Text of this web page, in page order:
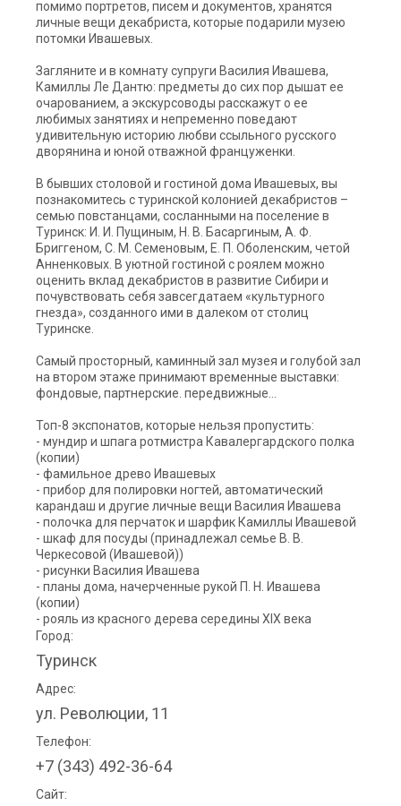
помимо портретов, писем и документов, хранятся
личные вещи декабриста, которые подарили музею
потомки Ивашевых.
Загляните и в комнату супруги Василия Ивашева,
Камиллы Ле Дантю: предметы до сих пор дышат ее
очарованием, а экскурсоводы расскажут о ее
любимых занятиях и непременно поведают
удивительную историю любви ссыльного русского
дворянина и юной отважной француженки.
В бывших столовой и гостиной дома Ивашевых, вы
познакомитесь с туринской колонией декабристов –
семью повстанцами, сосланными на поселение в
Туринск: И. И. Пущиным, Н. В. Басаргиным, А. Ф.
Бриггеном, С. М. Семеновым, Е. П. Оболенским, четой
Анненковых. В уютной гостиной с роялем можно
оценить вклад декабристов в развитие Сибири и
почувствовать себя завсегдатаем «культурного
гнезда», созданного ими в далеком от столиц
Туринске.
Самый просторный, каминный зал музея и голубой зал
на втором этаже принимают временные выставки:
фондовые, партнерские. передвижные…
Топ-8 экспонатов, которые нельзя пропустить:
- мундир и шпага ротмистра Кавалергардского полка
(копии)
- фамильное древо Ивашевых
- прибор для полировки ногтей, автоматический
карандаш и другие личные вещи Василия Ивашева
- полочка для перчаток и шарфик Камиллы Ивашевой
- шкаф для посуды (принадлежал семье В. В.
Черкесовой (Ивашевой))
- рисунки Василия Ивашева
- планы дома, начерченные рукой П. Н. Ивашева
(копии)
- рояль из красного дерева середины XIX века
Город:
Туринск
Адрес:
ул. Революции, 11
Телефон:
+7 (343) 492-36-64
Сайт: